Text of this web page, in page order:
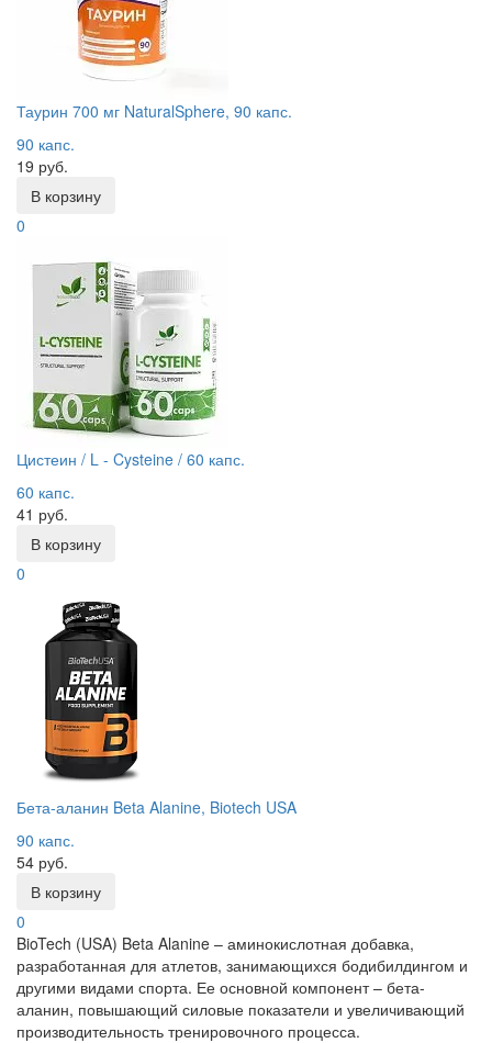
Таурин 700 мг NaturalSphere, 90 капс.
90 капс.
19 руб.
В корзину
0
Цистеин / L - Cysteine / 60 капс.
60 капс.
41 руб.
В корзину
0
Бета-аланин Beta Alanine, Biotech USA
90 капс.
54 руб.
В корзину
0
BioTech (USA) Beta Alanine – аминокислотная добавка,
разработанная для атлетов, занимающихся бодибилдингом и
другими видами спорта. Ее основной компонент – бета-
аланин, повышающий силовые показатели и увеличивающий
производительность тренировочного процесса.